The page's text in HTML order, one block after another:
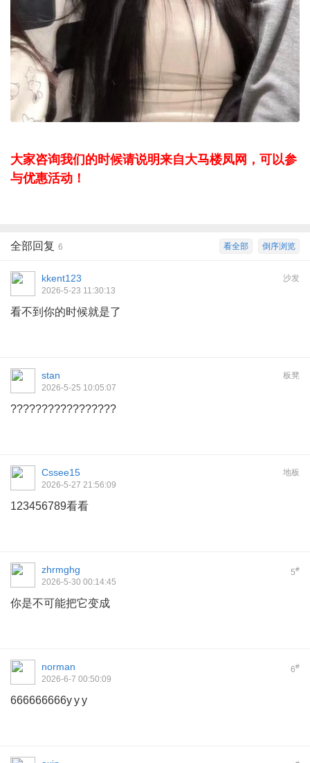
大家咨询我们的时候请说明来自大马楼凤网，可以参
与优惠活动！
倒序浏览
看全部
全部回复 6
沙发
kkent123
2026-5-23 11:30:13
看不到你的时候就是了
板凳
stan
2026-5-25 10:05:07
?????????????????
地板
Cssee15
2026-5-27 21:56:09
123456789看看
5#
zhrmghg
2026-5-30 00:14:45
你是不可能把它变成
6#
norman
2026-6-7 00:50:09
666666666y y y